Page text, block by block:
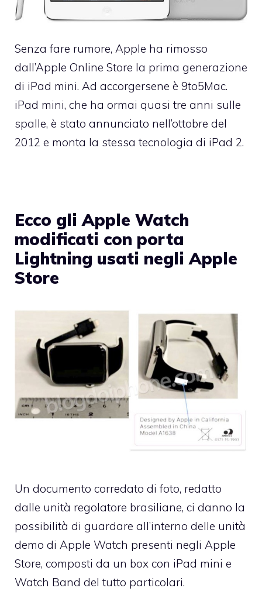
Senza fare rumore, Apple ha rimosso
dall’Apple Online Store la prima generazione
di iPad mini. Ad accorgersene è 9to5Mac.
iPad mini, che ha ormai quasi tre anni sulle
spalle, è stato annunciato nell’ottobre del
2012 e monta la stessa tecnologia di iPad 2.
Ecco gli Apple Watch
modificati con porta
Lightning usati negli Apple
Store
Un documento corredato di foto, redatto
dalle unità regolatore brasiliane, ci danno la
possibilità di guardare all’interno delle unità
demo di Apple Watch presenti negli Apple
Store, composti da un box con iPad mini e
Watch Band del tutto particolari.